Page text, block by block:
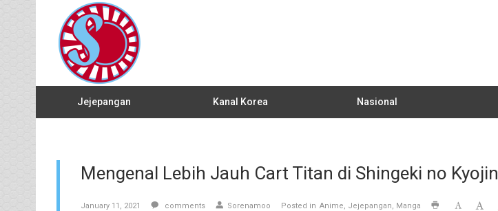
Jejepangan Kanal Korea Nasional
Mengenal Lebih Jauh Cart Titan di Shingeki no Kyojin
January 11, 2021 comments Sorenamoo Posted in Anime Jejepangan Manga